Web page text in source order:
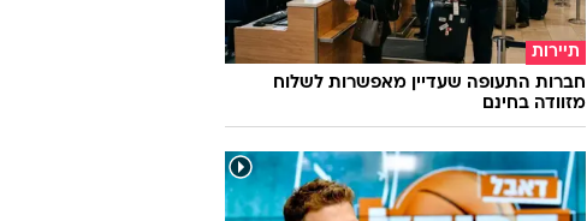
תיירות
חברות התעופה שעדיין מאפשרות לשלוח
מזוודה בחינם